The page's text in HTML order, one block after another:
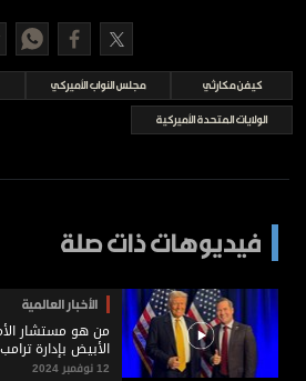
مواقيت الصلاة
الأحوال الجوية
كيفن مكارثي مجلس النواب الأميركي
الولايات المتحدة الأميركية
فيديوهات ذات صلة
الأخبار العالمية
من هو مستشار
الأبيض بإدارة
12 نوفمبر 2024